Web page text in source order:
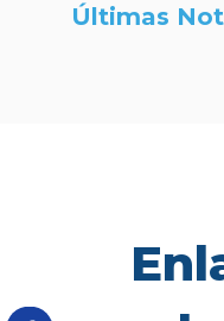
Últimas